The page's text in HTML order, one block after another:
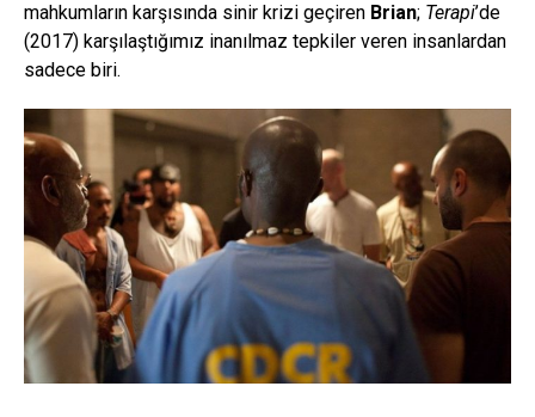
mahkumların karşısında sinir krizi geçiren Brian; Terapi’de
(2017) karşılaştığımız inanılmaz tepkiler veren insanlardan
sadece biri.